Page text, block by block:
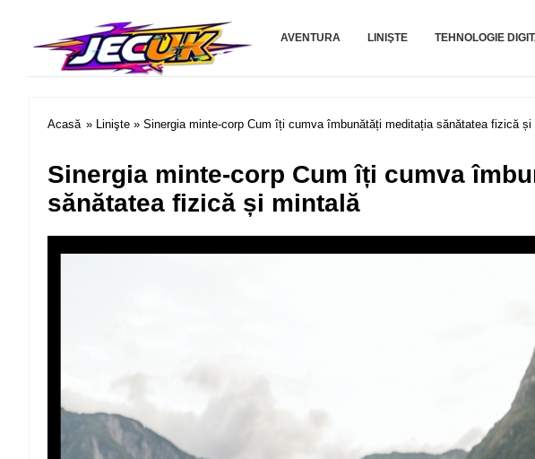
Jecuk.com
AVENTURA LINIŞTE TEHNOLOGIE
Acasă » Linişte » Sinergia minte-corp Cum îți cumva îmbunătăți meditația sănătatea fizică și
Sinergia minte-corp Cum îți cumva
sănătatea fizică și mintală